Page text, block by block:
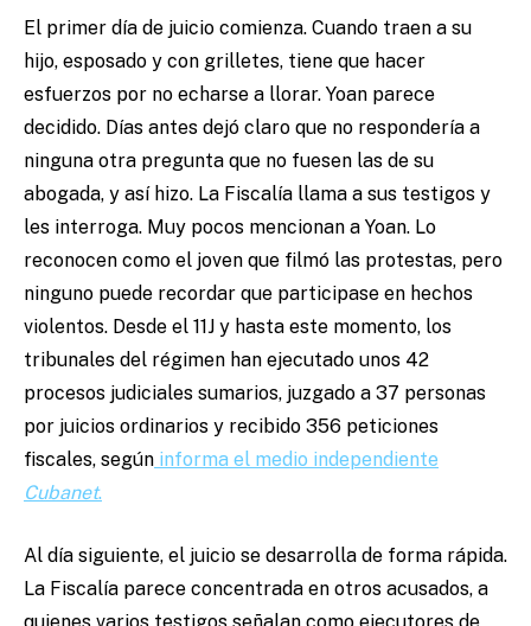
El primer día de juicio comienza. Cuando traen a su
hijo, esposado y con grilletes, tiene que hacer
esfuerzos por no echarse a llorar. Yoan parece
decidido. Días antes dejó claro que no respondería a
ninguna otra pregunta que no fuesen las de su
abogada, y así hizo. La Fiscalía llama a sus testigos y
les interroga. Muy pocos mencionan a Yoan. Lo
reconocen como el joven que filmó las protestas, pero
ninguno puede recordar que participase en hechos
violentos. Desde el 11J y hasta este momento, los
tribunales del régimen han ejecutado unos 42
procesos judiciales sumarios, juzgado a 37 personas
por juicios ordinarios y recibido 356 peticiones
fiscales, según informa el medio independiente
Cubanet.
Al día siguiente, el juicio se desarrolla de forma rápida.
La Fiscalía parece concentrada en otros acusados, a